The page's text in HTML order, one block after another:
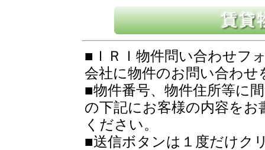
■ＩＲＩ物件問い合わせフ
会社に物件のお問い合わせ
■物件番号、物件住所等に
の下記にお客様の内容を
ください。
■送信ボタンは１度だけク